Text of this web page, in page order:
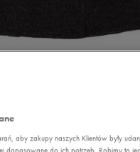
aby zakupy naszych Klientów były
dopasowane do ich potrzeb. Robimy to